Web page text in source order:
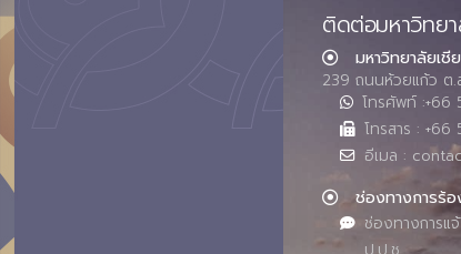
ติดต่อมหาวิทย
มหาวิทยาลัยเชี
239 ถนนห้วยแก้ว ต.
โทรศัพท์ :+66
โทรสาร : +66
อีเมล :
ช่องทางการร้อ
ช่องทางการแ